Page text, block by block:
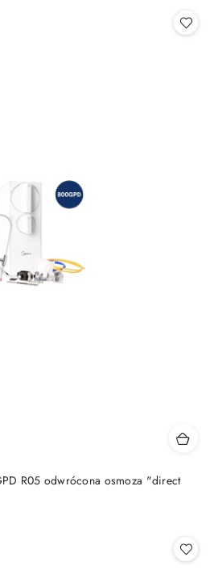
R05 odwrócona osmoza "direct